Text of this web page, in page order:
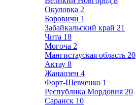
Окуловка 2
Боровичи 1
Забайкальский край 21
Чита 18
Могоча 2
Мангистауская область 20
Актау 8
Жанаозен 4
Форт-Шевченко 1
Республика Мордовия 20
Саранск 10